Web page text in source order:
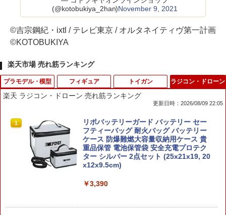
(@kotobukiya_2han)November 9, 2021
©吉宗鋼紀・ixtl / テレビ東京 / オルタネイティヴ第一計画
©KOTOBUKIYA
楽天市場 売れ筋ランキング
プラモデル・模型
1
青島文化｜AOSHIMA 1/24 LBワークス
R35 GT-R type 2 Ver.2
￥3,860
アオシマ ザ☆チューンドカー No.99 1/2
フィギュア
1
【メディコム・トイ公式】骸骨丸 受注生
産商品《2026年11月発送予定 受注期間
は8月31日まで》フィギュア 人気 おもち
ゃ キャラクター 玩具 人形 置き物 ホビー
インテリア グッズ ギフト プレゼント 正
規店 東映レトロソフビコレクション
￥16,500
トイガン
1
月間優良ショップ連続受賞 WOODWOR
KS ガンラック 1丁掛 木製 日本製 【 ラ
イフルスタンド サバゲー エアガン 電動
ガン ガスガン 収納 】 2025年2〜4月
度、9〜10月度 月間優良ショップ受賞
ラジコン・ドローン
楽天 ラジコン・ドローン 売れ筋ランキング
更新日時：2026/08/09 22:05
1
リポバッテリーガード バッテリー セー
フティーバッグ 耐火バッグ バッテリー
ケース 防爆難燃大容量収納用ケース 貴
重品保管 電池保管袋 安全充電プロテク
ター シルバー 2点セット (25x21x19, 20
x12x9.5cm)
￥3,390